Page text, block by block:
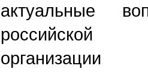
актуальные
российской